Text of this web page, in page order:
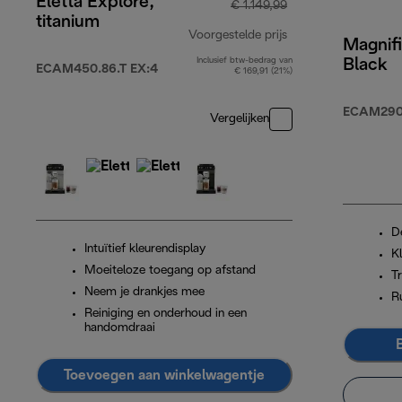
titanium
ECAM450.86.T EX:4
€ 1.149,99
Voorgestelde prijs
originele prijs €
Inclusief btw-bedrag van
€ 169,91 (21%)
Vergelijken
Intuïtief kleurendisplay
Moeiteloze toegang op afstand
Neem je drankjes mee
Reiniging en onderhoud in een
handomdraai
Toevoegen aan winkelwagentje
Black